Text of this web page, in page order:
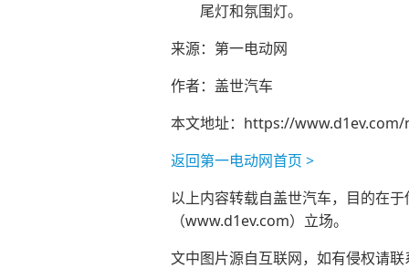
尾灯和氛围灯。
来源：第一电动网
作者：盖世汽车
本文地址： https://
返回第一电动网首页 >
以上内容转载自盖世汽车，目的在
（www.d1ev.com）立场。
文中图片源自互联网，如有侵权请